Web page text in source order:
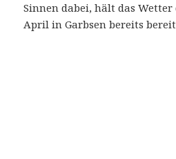
Sinnen dabei, hält das
April in Garbsen bereits